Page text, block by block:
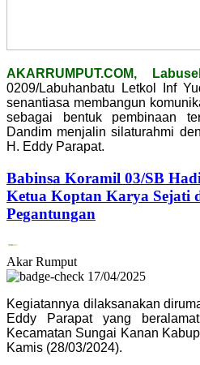
AKARRUMPUT.COM, Labusel
0209/Labuhanbatu Letkol Inf
senantiasa membangun
sebagai bentuk pembinaan
Dandim menjalin silaturahmi
H. Eddy Parapat.
Babinsa Koramil 03/SB
Ketua Koptan Karya Sejati
Pegantungan
Akar Rumput
17/04/2025
Kegiatannya dilaksanakan
Eddy Parapat yang
Kecamatan Sungai Kanan
Kamis (28/03/2024).